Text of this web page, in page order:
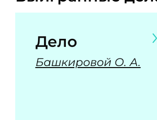
Дело
Башкировой О. А.